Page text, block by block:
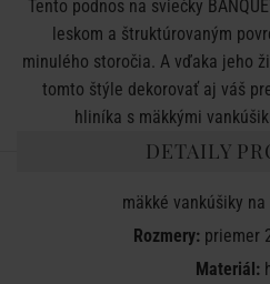
Tento podnos na sviečky
leskom a štruktúrovaným
minulého storočia. A vďaka jeho
tomto štýle dekorovať aj váš
hliníka s mäkkými
DETAILY
mäkké vankúšiky na
Rozmery: priemer
Materiál: